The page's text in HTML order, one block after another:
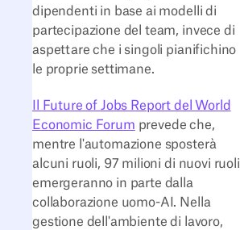
dipendenti in base ai modelli di
partecipazione del team, invece di
aspettare che i singoli pianifichino
le proprie settimane.
Il Future of Jobs Report del World
Economic Forum prevede che,
mentre l'automazione sposterà
alcuni ruoli, 97 milioni di nuovi ruoli
emergeranno in parte dalla
collaborazione uomo-AI. Nella
gestione dell'ambiente di lavoro,